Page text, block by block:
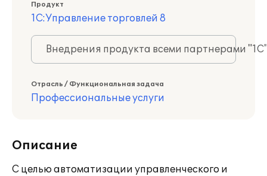
Продукт
1С:Управление торговлей 8
Внедрения продукта всеми партнерами
Отрасль / Функциональная задача
Профессиональные услуги
Описание
С целью автоматизации управленческого и